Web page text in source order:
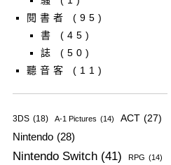
閱書者
(95)
書
(45)
誌
(50)
聽音客
(11)
3DS (18) A-1 Pictures (14) ACT (27)
Nintendo (28)
Nintendo Switch (41) RPG (14)